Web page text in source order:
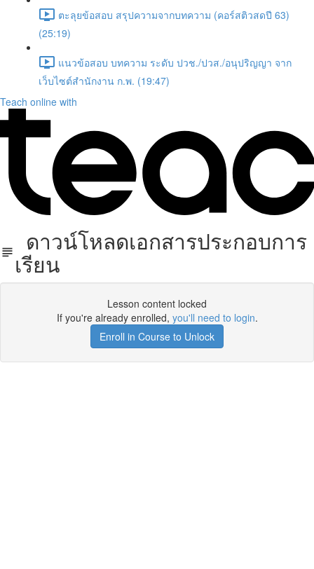
ตะลุยข้อสอบ สรุปความจากบทความ (คอร์สติวสดปี 63)
(25:19)
แนวข้อสอบ บทความ ระดับ ปวช./ปวส./อนุปริญญา จาก
เว็บไซต์สำนักงาน ก.พ. (19:47)
Teach online with
ดาวน์โหลดเอกสารประกอบการ
เรียน
Lesson content locked
If you're already enrolled, you'll need to login.
Enroll in Course to Unlock